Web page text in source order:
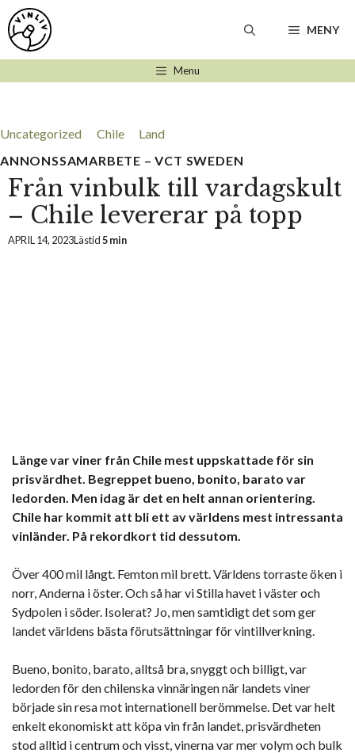
Hoppa
till
innehåll
MENY
Menu
Uncategorized Chile
Land
ANNONSSAMARBETE – VCT SWEDEN
Från vinbulk till vardagskult
– Chile levererar på topp
APRIL 14, 2023Lästid5 min
Länge var viner från Chile mest uppskattade för sin
prisvärdhet. Begreppet bueno, bonito, barato var
ledorden. Men idag är det en helt annan orientering.
Chile har kommit att bli ett av världens mest intressanta
vinländer. På rekordkort tid dessutom.
Över 400 mil långt. Femton mil brett. Världens torraste öken i
norr, Anderna i öster. Och så har vi Stilla havet i väster och
Sydpolen i söder. Isolerat? Jo, men samtidigt det som ger
landet världens bästa förutsättningar för vintillverkning.
Bueno, bonito, barato, alltså bra, snyggt och billigt, var
ledorden för den chilenska vinnäringen när landets viner
började sin resa mot internationell berömmelse. Det var helt
enkelt ekonomiskt att köpa vin från landet, prisvärdheten
stod alltid i centrum och visst, vinerna var mer volym och bulk